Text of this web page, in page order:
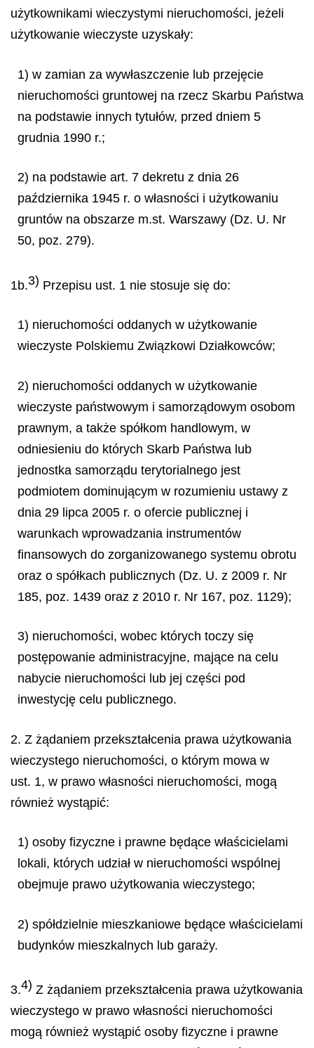
użytkownikami wieczystymi nieruchomości, jeżeli
użytkowanie wieczyste uzyskały:
1) w zamian za wywłaszczenie lub przejęcie
nieruchomości gruntowej na rzecz Skarbu Państwa
na podstawie innych tytułów, przed dniem 5
grudnia 1990 r.;
2) na podstawie art. 7 dekretu z dnia 26
października 1945 r. o własności i użytkowaniu
gruntów na obszarze m.st. Warszawy (Dz. U. Nr
50, poz. 279).
1b.3) Przepisu ust. 1 nie stosuje się do:
1) nieruchomości oddanych w użytkowanie
wieczyste Polskiemu Związkowi Działkowców;
2) nieruchomości oddanych w użytkowanie
wieczyste państwowym i samorządowym osobom
prawnym, a także spółkom handlowym, w
odniesieniu do których Skarb Państwa lub
jednostka samorządu terytorialnego jest
podmiotem dominującym w rozumieniu ustawy z
dnia 29 lipca 2005 r. o ofercie publicznej i
warunkach wprowadzania instrumentów
finansowych do zorganizowanego systemu obrotu
oraz o spółkach publicznych (Dz. U. z 2009 r. Nr
185, poz. 1439 oraz z 2010 r. Nr 167, poz. 1129);
3) nieruchomości, wobec których toczy się
postępowanie administracyjne, mające na celu
nabycie nieruchomości lub jej części pod
inwestycję celu publicznego.
2. Z żądaniem przekształcenia prawa użytkowania
wieczystego nieruchomości, o którym mowa w
ust. 1, w prawo własności nieruchomości, mogą
również wystąpić:
1) osoby fizyczne i prawne będące właścicielami
lokali, których udział w nieruchomości wspólnej
obejmuje prawo użytkowania wieczystego;
2) spółdzielnie mieszkaniowe będące właścicielami
budynków mieszkalnych lub garaży.
3.4) Z żądaniem przekształcenia prawa użytkowania
wieczystego w prawo własności nieruchomości
mogą również wystąpić osoby fizyczne i prawne